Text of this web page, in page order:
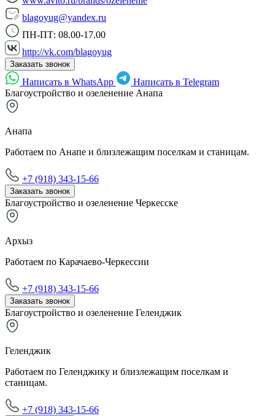
blagoyug@yandex.ru
ПН-ПТ: 08.00-17.00
http://vk.com/blagoyug
Заказать звонок
Написать в WhatsApp
Написать в Telegram
Благоустройство и озеленение Анапа
Анапа
Работаем по Анапе и близлежащим поселкам и станицам.
+7 (918) 343-15-66
Заказать звонок
Благоустройство и озеленение Черкесске
Архыз
Работаем по Карачаево-Черкессии
+7 (918) 343-15-66
Заказать звонок
Благоустройство и озеленение Геленджик
Геленджик
Работаем по Геленджику и близлежащим поселкам и
станицам.
+7 (918) 343-15-66